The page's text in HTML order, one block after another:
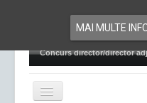
MAI MULTE
Examene Naționale
Concurs director/director
Comută